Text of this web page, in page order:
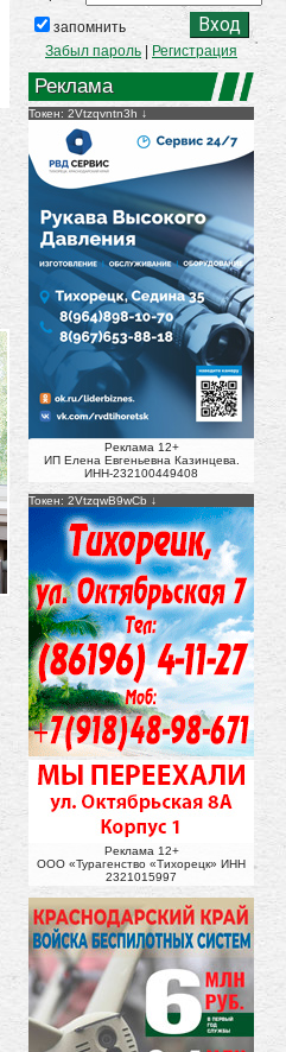
запомнить
Забыл пароль
Регистрация
Реклама
Токен: 2Vtzqvntn3h
Реклама 12+
ИП Елена Евгеньевна Казинцева.
ИНН-232100449408
Токен: 2VtzqwB9wCb
Реклама 12+
ООО «Турагенство «Тихорецк» ИНН
2321015997